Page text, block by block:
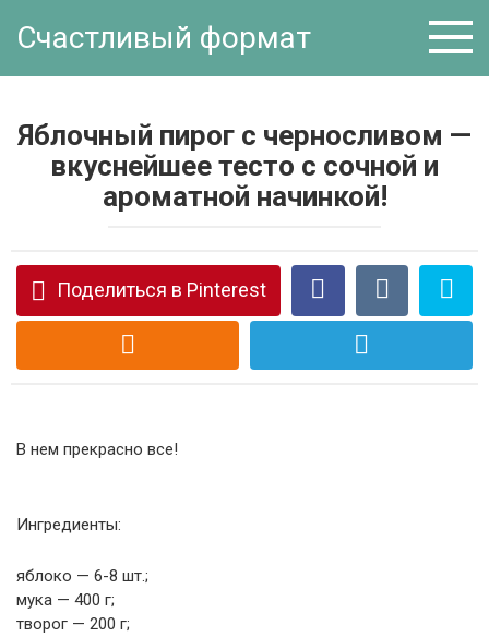
Счастливый формат
Яблочный пирог с черносливом —
вкуснейшее тесто с сочной и
ароматной начинкой!
Поделиться в Pinterest
В нем прекрасно все!
Ингредиенты:
яблоко — 6-8 шт.;
мука — 400 г;
творог — 200 г;